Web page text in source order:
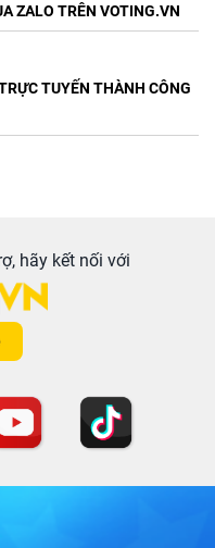
ZALO TRÊN VOTING.VN
TUYẾN THÀNH CÔNG
hãy kết nối với